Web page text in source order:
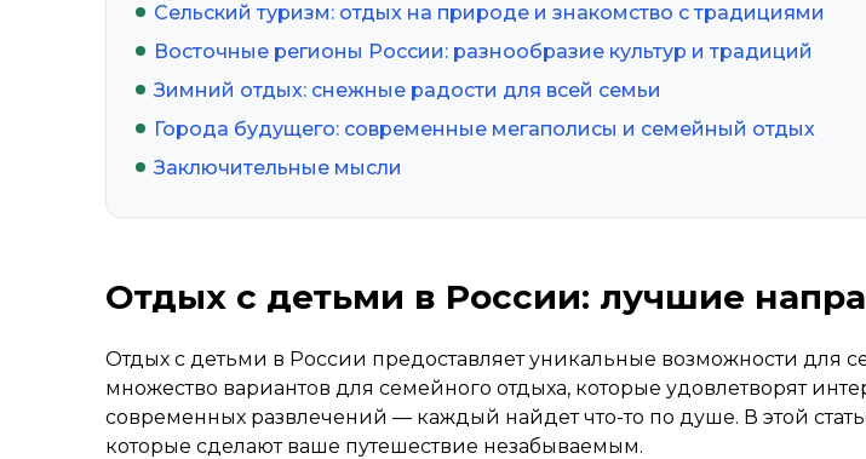
Сельский туризм: отдых на природе и знакомство с традициями
Восточные регионы России: разнообразие культур и традиций
Зимний отдых: снежные радости для всей семьи
Города будущего: современные мегаполисы и семейный отдых
Заключительные мысли
Отдых с детьми в России: лучшие
Отдых с детьми в России предоставляет уникальные возможности для
множество вариантов для семейного отдыха, которые удовлетворят
современных развлечений — каждый найдет что-то по душе. В этой
которые сделают ваше путешествие незабываемым.